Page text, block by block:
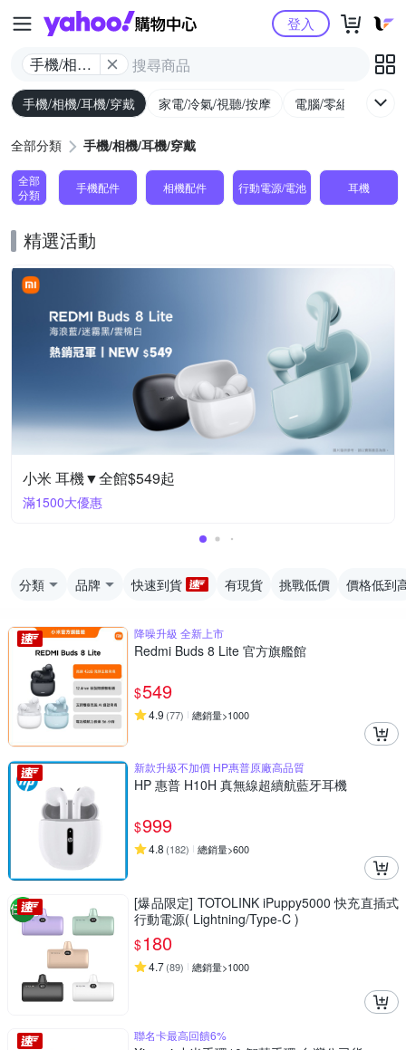
Yahoo購物中心
手機/相機/
耳機/穿戴
登入
手機/相機/耳機/穿戴 家電/冷氣/視聽/按摩 電腦/零組件/週邊/
全部分類 手機/相機/耳機/穿戴
全部
分類
手機配件 相機配件 行動電源/電池 耳機
精選活動
小米 耳機▼全館$549起
滿1500大優惠
分類 品牌 快速到貨 有現貨 挑戰低價 價格低到
降噪升級 全新上市
Redmi Buds 8 Lite 官方旗艦館
$549
4.9 (77) 總銷量>1000
新款升級不加價 HP惠普原廠高品質
HP 惠普 H10H 真無線超續航藍牙耳機
$999
4.8 (182) 總銷量>600
[爆品限定] TOTOLINK iPuppy5000 快充直插式
行動電源( Lightning/Type-C )
$180
4.7(89) 總銷量>1000
聯名卡最高回饋6%